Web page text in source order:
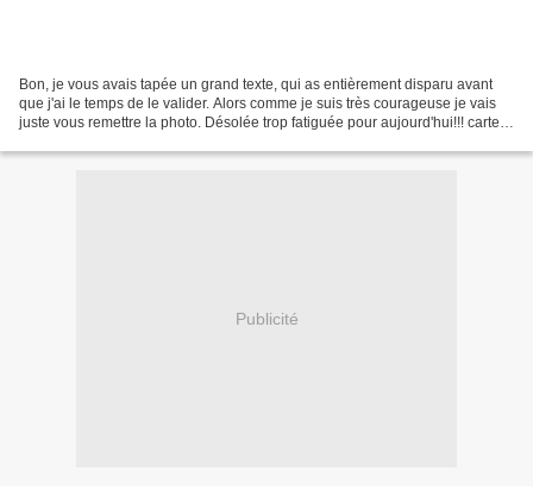
Bon, je vous avais tapée un grand texte, qui as entièrement disparu avant
que j'ai le temps de le valider. Alors comme je suis très courageuse je vais
juste vous remettre la photo. Désolée trop fatiguée pour aujourd'hui!!! carte
Publicité